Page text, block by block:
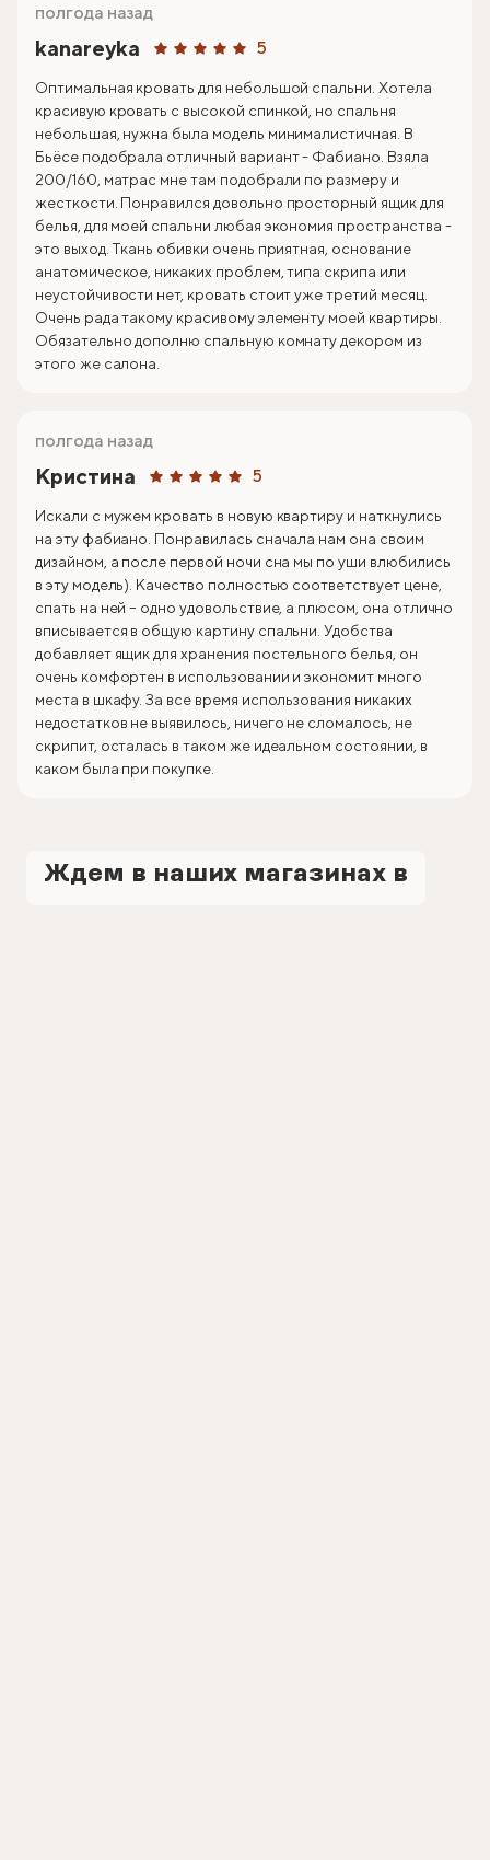
kanareyka 5
полгода назад
Оптимальная кровать для небольшой спальни. Хотела
красивую кровать с высокой спинкой, но спальня
небольшая, нужна была модель минималистичная. В
Бьёсе подобрала отличный вариант - Фабиано. Взяла
200/160, матрас мне там подобрали по размеру и
жесткости. Понравился довольно просторный ящик для
белья, для моей спальни любая экономия пространства -
это выход. Ткань обивки очень приятная, основание
анатомическое, никаких проблем, типа скрипа или
неустойчивости нет, кровать стоит уже третий месяц.
Очень рада такому красивому элементу моей квартиры.
Обязательно дополню спальную комнату декором из
этого же салона.
Кристина 5
полгода назад
Искали с мужем кровать в новую квартиру и наткнулись
на эту фабиано. Понравилась сначала нам она своим
дизайном, а после первой ночи сна мы по уши влюбились
в эту модель). Качество полностью соответствует цене,
спать на ней – одно удовольствие, а плюсом, она отлично
вписывается в общую картину спальни. Удобства
добавляет ящик для хранения постельного белья, он
очень комфортен в использовании и экономит много
места в шкафу. За все время использования никаких
недостатков не выявилось, ничего не сломалось, не
скрипит, осталась в таком же идеальном состоянии, в
каком была при покупке.
Ждем в наших магазинах в